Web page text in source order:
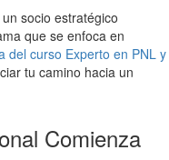
socio estratégico
que se enfoca en
del curso Experto en PNL y
tu camino hacia un
Comienza